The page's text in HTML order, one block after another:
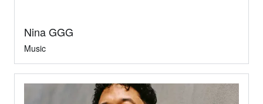
Nina GGG
Music